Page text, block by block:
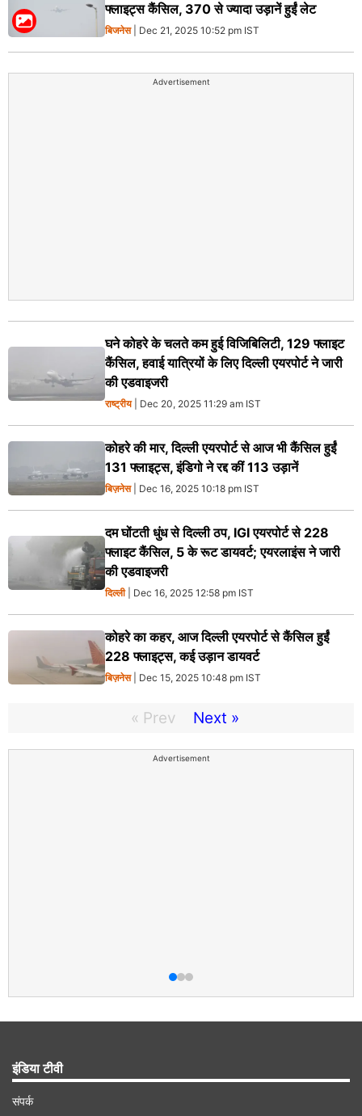
फ्लाइट्स कैंसिल, 370 से ज्यादा उड़ानें हुईं लेट
बिजनेस| Dec 21, 2025 10:52 pm IST
Advertisement
घने कोहरे के चलते कम हुई विजिबिलिटी, 129 फ्लाइट
कैंसिल, हवाई यात्रियों के लिए दिल्ली एयरपोर्ट ने जारी
की एडवाइजरी
राष्ट्रीय| Dec 20, 2025 11:29 am IST
कोहरे की मार, दिल्ली एयरपोर्ट से आज भी कैंसिल हुईं
131 फ्लाइट्स, इंडिगो ने रद्द कीं 113 उड़ानें
बिज़नेस| Dec 16, 2025 10:18 pm IST
दम घोंटती धुंध से दिल्ली ठप, IGI एयरपोर्ट से 228
फ्लाइट कैंसिल, 5 के रूट डायवर्ट; एयरलाइंस ने जारी
की एडवाइजरी
दिल्ली| Dec 16, 2025 12:58 pm IST
कोहरे का कहर, आज दिल्ली एयरपोर्ट से कैंसिल हुईं
228 फ्लाइट्स, कई उड़ान डायवर्ट
बिज़नेस| Dec 15, 2025 10:48 pm IST
« Prev Next »
Advertisement
इंडिया टीवी
संपर्क